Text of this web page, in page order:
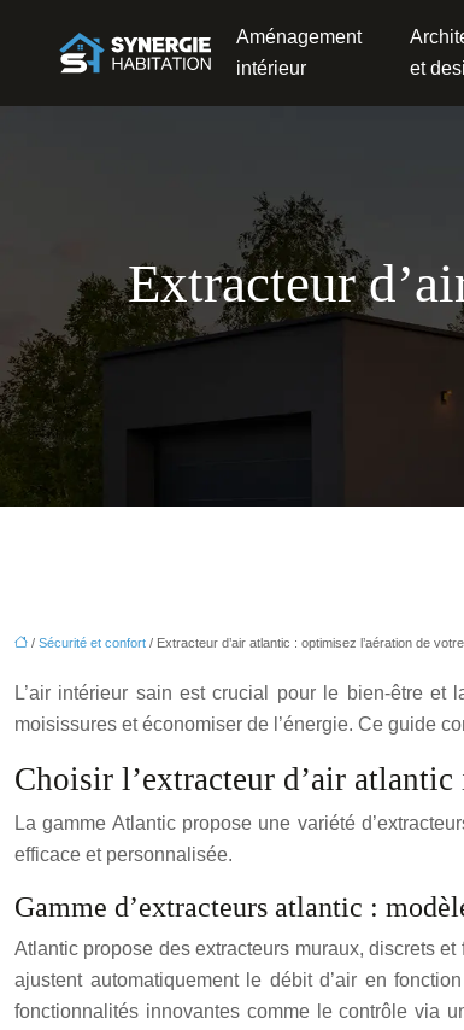
Aménagement
intérieur
et
Extracteur
/ Sécurité et confort / Extracteur d’air atlantic : optimisez l’aération de
L’air intérieur sain est crucial pour le bien-être et
moisissures et économiser de l’énergie. Ce guide
Choisir l’extracteur d’air atlantic
La gamme Atlantic propose une variété
efficace et personnalisée.
Gamme d’extracteurs atlantic :
Atlantic propose des extracteurs muraux, discrets
ajustent automatiquement le débit d’air en
fonctionnalités innovantes comme le contrôle via